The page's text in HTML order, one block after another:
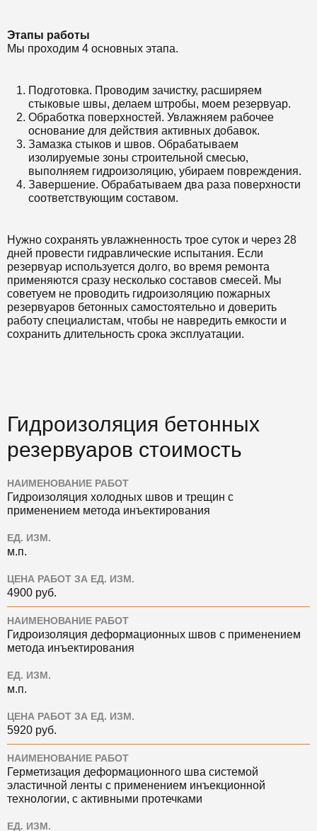
Этапы работы
Мы проходим 4 основных этапа.
Подготовка. Проводим зачистку, расширяем
стыковые швы, делаем штробы, моем резервуар.
Обработка поверхностей. Увлажняем рабочее
основание для действия активных добавок.
Замазка стыков и швов. Обрабатываем
изолируемые зоны строительной смесью,
выполняем гидроизоляцию, убираем повреждения.
Завершение. Обрабатываем два раза поверхности
соответствующим составом.
Нужно сохранять увлажненность трое суток и через 28
дней провести гидравлические испытания. Если
резервуар используется долго, во время ремонта
применяются сразу несколько составов смесей. Мы
советуем не проводить гидроизоляцию пожарных
резервуаров бетонных самостоятельно и доверить
работу специалистам, чтобы не навредить емкости и
сохранить длительность срока эксплуатации.
Гидроизоляция бетонных
резервуаров стоимость
НАИМЕНОВАНИЕ РАБОТ
Гидроизоляция холодных швов и трещин с
применением метода инъектирования
ЕД. ИЗМ.
м.п.
ЦЕНА РАБОТ ЗА ЕД. ИЗМ.
4900 руб.
НАИМЕНОВАНИЕ РАБОТ
Гидроизоляция деформационных швов с применением
метода инъектирования
ЕД. ИЗМ.
м.п.
ЦЕНА РАБОТ ЗА ЕД. ИЗМ.
5920 руб.
НАИМЕНОВАНИЕ РАБОТ
Герметизация деформационного шва системой
эластичной ленты с применением инъекционной
технологии, с активными протечками
ЕД. ИЗМ.